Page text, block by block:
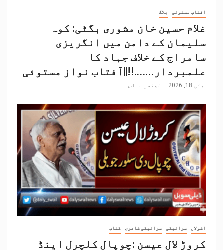
آفتاب مستوئی بلاگ
غلام حسین خان مشوری بگٹی: کوہ
سلیمان کے دامن میں انگریزی
سامراج کے خلاف جہاد کا
علمبردار…….!!||آفتاب نواز مستوئی
مئی 18, 2026 غضنفر عباس
اشولال سرائیکی سرائیکی شاعری کتاب
کروڑ لال عیسن :چوپال کلچرل اینڈ